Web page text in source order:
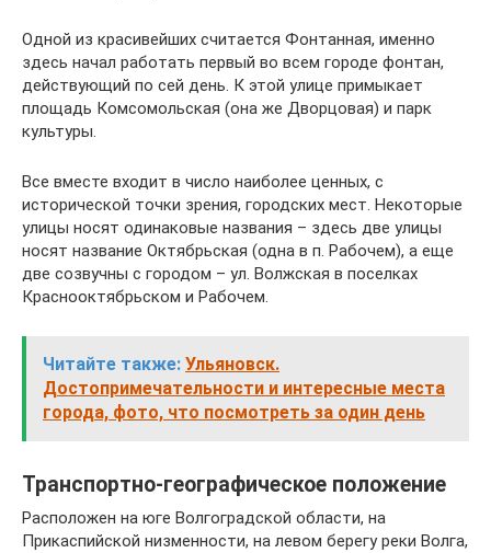
Одной из красивейших считается Фонтанная, именно
здесь начал работать первый во всем городе фонтан,
действующий по сей день. К этой улице примыкает
площадь Комсомольская (она же Дворцовая) и парк
культуры.
Все вместе входит в число наиболее ценных, с
исторической точки зрения, городских мест. Некоторые
улицы носят одинаковые названия – здесь две улицы
носят название Октябрьская (одна в п. Рабочем), а еще
две созвучны с городом – ул. Волжская в поселках
Краснооктябрьском и Рабочем.
Читайте также: Ульяновск.
Достопримечательности и интересные места
города, фото, что посмотреть за один день
Транспортно-географическое положение
Расположен на юге Волгоградской области, на
Прикаспийской низменности, на левом берегу реки Волга,